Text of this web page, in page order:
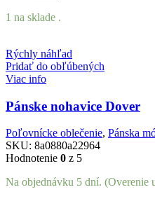
bola: je:
1 na sklade .
Rýchly náhľad
Pridať do obľúbených
Viac info
Pánske nohavice Dover
Poľovnícke oblečenie, Pánska
SKU: 8a0880a22964
Hodnotenie 0 z 5
Na objednávku 5 dní. (Overenie